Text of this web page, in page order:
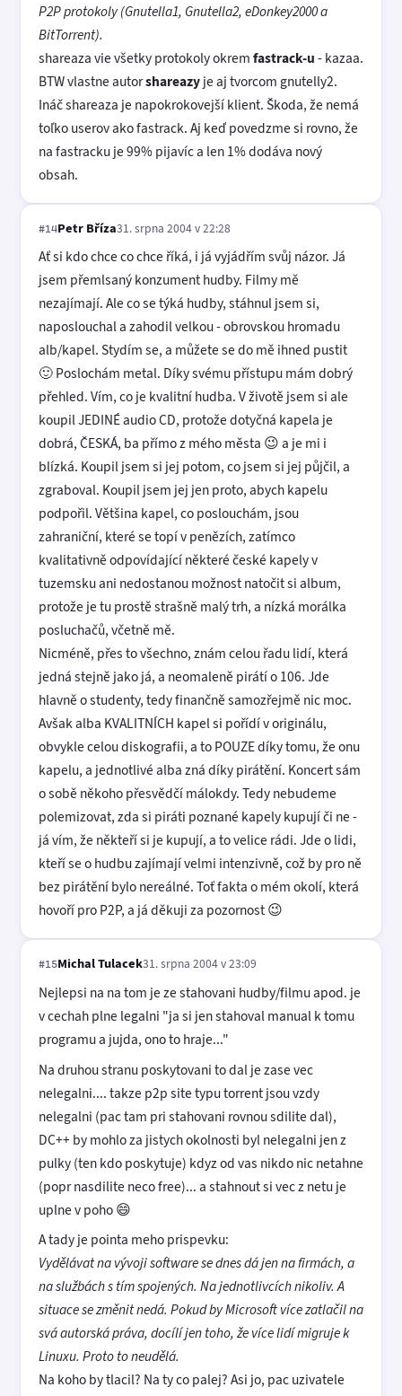
P2P protokoly (Gnutella1, Gnutella2, eDonkey2000 a
BitTorrent).
shareaza vie všetky protokoly okremfastrack-u- kazaa.
BTW vlastne autorshareazyje aj tvorcom gnutelly2.
Ináč shareaza je napokrokovejší klient. Škoda, že nemá
toľko userov ako fastrack. Aj keď povedzme si rovno, že
na fastracku je 99% pijavíc a len 1% dodáva nový
obsah.
#14Petr Bříza31. srpna 2004 v 22:28
Ať si kdo chce co chce říká, i já vyjádřím svůj názor. Já
jsem přemlsaný konzument hudby. Filmy mě
nezajímají. Ale co se týká hudby, stáhnul jsem si,
naposlouchal a zahodil velkou - obrovskou hromadu
alb/kapel. Stydím se, a můžete se do mě ihned pustit
🙂 Poslochám metal. Díky svému přístupu mám dobrý
přehled. Vím, co je kvalitní hudba. V životě jsem si ale
koupil JEDINÉ audio CD, protože dotyčná kapela je
dobrá, ČESKÁ, ba přímo z mého města 😉 a je mi i
blízká. Koupil jsem si jej potom, co jsem si jej půjčil, a
zgraboval. Koupil jsem jej jen proto, abych kapelu
podpořil. Většina kapel, co poslouchám, jsou
zahraniční, které se topí v penězích, zatímco
kvalitativně odpovídající některé české kapely v
tuzemsku ani nedostanou možnost natočit si album,
protože je tu prostě strašně malý trh, a nízká morálka
posluchačů, včetně mě.
Nicméně, přes to všechno, znám celou řadu lidí, která
jedná stejně jako já, a neomaleně pirátí o 106. Jde
hlavně o studenty, tedy finančně samozřejmě nic moc.
Avšak alba KVALITNÍCH kapel si pořídí v originálu,
obvykle celou diskografii, a to POUZE díky tomu, že onu
kapelu, a jednotlivé alba zná díky pirátění. Koncert sám
o sobě někoho přesvědčí málokdy. Tedy nebudeme
polemizovat, zda si piráti poznané kapely kupují či ne -
já vím, že někteří si je kupují, a to velice rádi. Jde o lidi,
kteří se o hudbu zajímají velmi intenzivně, což by pro ně
bez pirátění bylo nereálné. Toť fakta o mém okolí, která
hovoří pro P2P, a já děkuji za pozornost 😉
#15Michal Tulacek31. srpna 2004 v 23:09
Nejlepsi na na tom je ze stahovani hudby/filmu apod. je
v cechah plne legalni "ja si jen stahoval manual k tomu
programu a jujda, ono to hraje..."
Na druhou stranu poskytovani to dal je zase vec
nelegalni.... takze p2p site typu torrent jsou vzdy
nelegalni (pac tam pri stahovani rovnou sdilite dal),
DC++ by mohlo za jistych okolnosti byl nelegalni jen z
pulky (ten kdo poskytuje) kdyz od vas nikdo nic netahne
(popr nasdilite neco free)... a stahnout si vec z netu je
uplne v poho 😄
A tady je pointa meho prispevku:
Vydělávat na vývoji software se dnes dá jen na firmách, a
na službách s tím spojených. Na jednotlivcích nikoliv. A
situace se změnit nedá. Pokud by Microsoft více zatlačil na
svá autorská práva, docílí jen toho, že více lidí migruje k
Linuxu. Proto to neudělá.
Na koho by tlacil? Na ty co palej? Asi jo, pac uzivatele